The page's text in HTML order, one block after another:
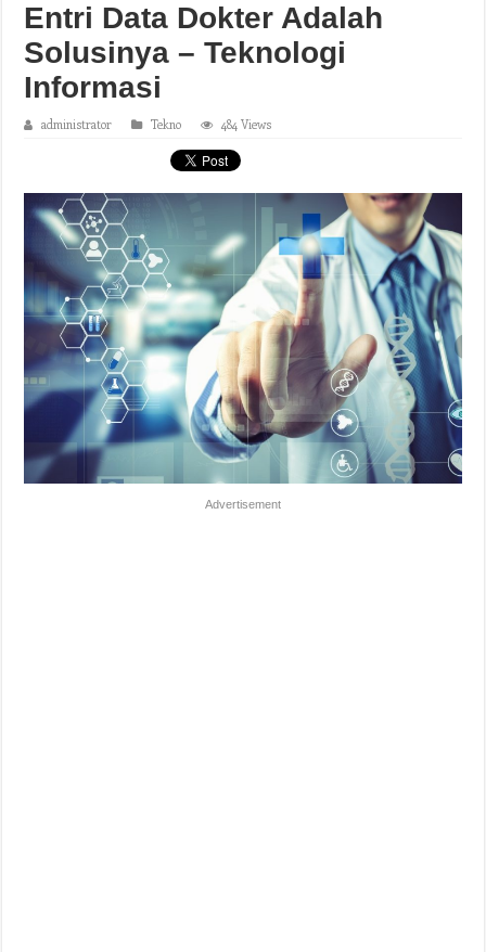
Entri Data Dokter Adalah
Solusinya – Teknologi
Informasi
administrator Tekno 484 Views
Advertisement